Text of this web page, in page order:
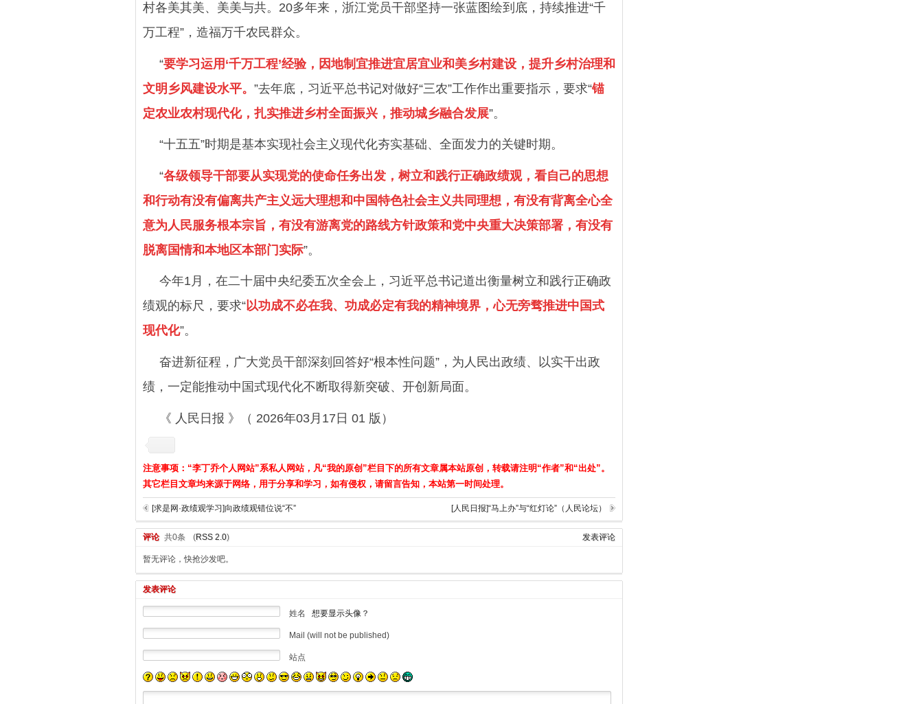
村各美其美、美美与共。20多年来，浙江党员干部坚持一张蓝图绘到底，持续推进“千
万工程”，造福万千农民群众。
“要学习运用‘千万工程’经验，因地制宜推进宜居宜业和美乡村建设，提升乡村治理和
文明乡风建设水平。 ”去年底，习近平总书记对做好“三农”工作作出重要指示，要求“锚
定农业农村现代化，扎实推进乡村全面振兴，推动城乡融合发展”。
“十五五”时期是基本实现社会主义现代化夯实基础、全面发力的关键时期。
“各级领导干部要从实现党的使命任务出发，树立和践行正确政绩观，看自己的思想
和行动有没有偏离共产主义远大理想和中国特色社会主义共同理想，有没有背离全心全
意为人民服务根本宗旨，有没有游离党的路线方针政策和党中央重大决策部署，有没有
脱离国情和本地区本部门实际”。
今年1月，在二十届中央纪委五次全会上，习近平总书记道出衡量树立和践行正确政
绩观的标尺，要求“以功成不必在我、功成必定有我的精神境界，心无旁骛推进中国式
现代化”。
奋进新征程，广大党员干部深刻回答好“根本性问题”，为人民出政绩、以实干出政
绩，一定能推动中国式现代化不断取得新突破、开创新局面。
《 人民日报 》（ 2026年03月17日 01 版）
注意事项：“李丁乔个人网站”系私人网站，凡“我的原创”栏目下的所有文章属本站原创，转载请注明“作者”和“出处”。
其它栏目文章均来源于网络，用于分享和学习，如有侵权，请留言告知，本站第一时间处理。
[求是网·政绩观学习]向政绩观错位说“不” [人民日报]“马上办”与“红灯论”（人民论坛）
评论 共0条 (RSS 2.0) 发表评论
暂无评论，快抢沙发吧。
发表评论
姓名 想要显示头像？
Mail (will not be published)
站点